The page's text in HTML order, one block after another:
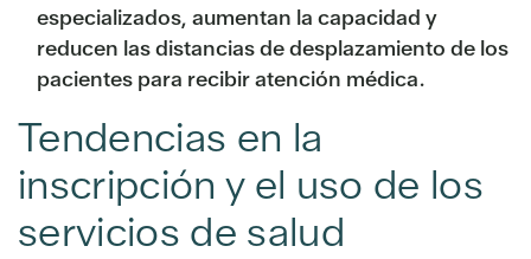
especializados, aumentan la capacidad y
reducen las distancias de desplazamiento de los
pacientes para recibir atención médica.
Tendencias en la
inscripción y el uso de los
servicios de salud